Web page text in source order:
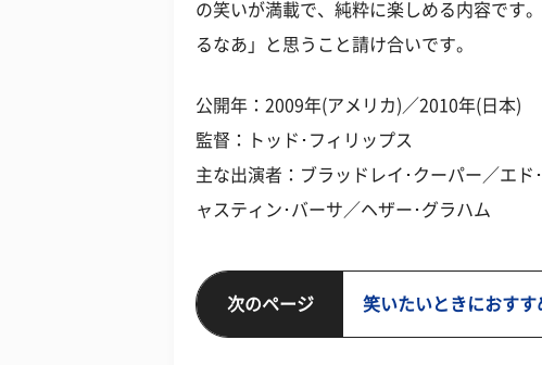
の笑いが満載で、純粋に楽しめる内容です
るなあ」と思うこと請け合いです。
公開年：2009年(アメリカ)／2010年(日本)
監督：トッド･フィリップス
主な出演者：ブラッドレイ･クーパー／エ
ャスティン･バーサ／ヘザー･グラハム
次のページ 笑いたいときにおす